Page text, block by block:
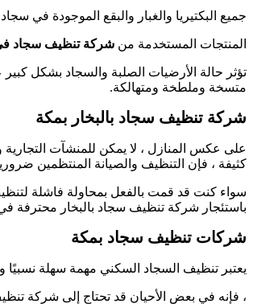
جميع البكتيريا والغبار والبقع الموجودة في
المنتجات المستخدمة من شركة تنظيف سجاد
تؤثر حالة الأرضيات الصلبة والسجاد بشكل
متسخة وملطخة ومتهالكة.
شركة تنظيف سجاد بالبخار بمكة
على عكس المنازل ، لا يمكن للمنشآت
كثيفة ، فإن التنظيف والصيانة المنتظمين
سواء كنت قد قمت بالفعل بمحاولة فاشلة
باستئجار شركة تنظيف سجاد بالبخار محترفة
شركات تنظيف سجاد بمكة
يعتبر تنظيف السجاد السكني مهمة سهلة
، فإنه في بعض الأحيان قد تحتاج إلى شركة